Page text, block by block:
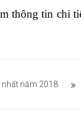
thông tin chi
nhất năm 2018